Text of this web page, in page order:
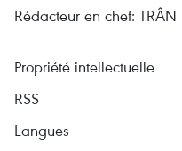
Rédacteur en chef: TRÂN
Propriété intellectuelle
RSS
Langues